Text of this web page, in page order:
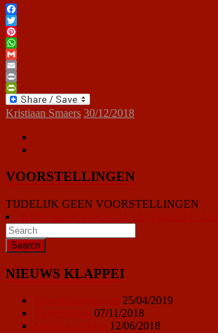
Facebook
Twitter
Pinterest
WhatsApp
Gmail
Email
Print
PrintFriendly
Kristiaan Smaers 30/12/2018
VOORSTELLINGEN
TIJDELIJK GEEN VOORSTELLINGEN
NIEUWS KLAPPEI
25/04/2019
07/11/2018
12/06/2018